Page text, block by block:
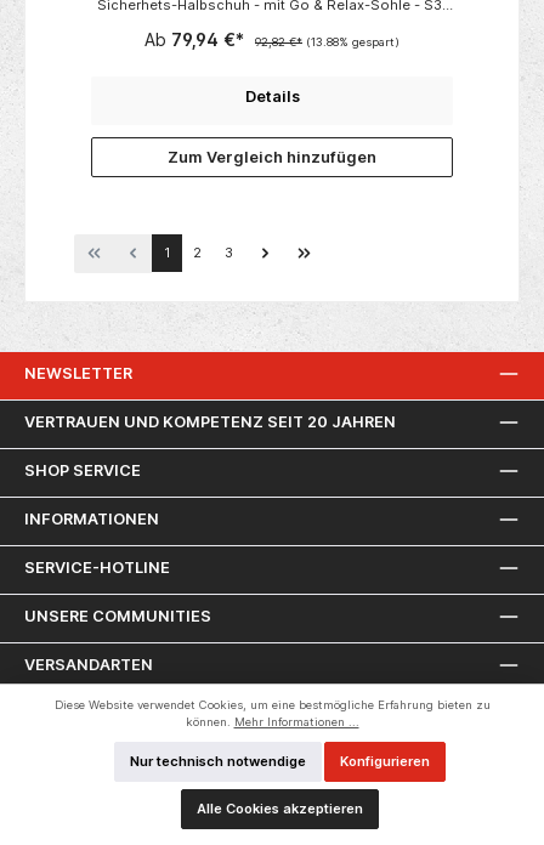
Sicherhets-Halbschuh - mit Go & Relax-Sohle - S3-
Einlagen Zertifiziert!
Ab 79,94 €* 92,82 €* (13.88% gespart)
Details
Zum Vergleich hinzufügen
1 2 3
NEWSLETTER
VERTRAUEN UND KOMPETENZ SEIT 20 JAHREN
SHOP SERVICE
INFORMATIONEN
SERVICE-HOTLINE
UNSERE COMMUNITIES
VERSANDARTEN
ZAHLUNGSARTEN
Diese Website verwendet Cookies, um eine bestmögliche Erfahrung bieten zu
können.
Mehr Informationen ...
Nur technisch notwendige Konfigurieren
Alle Cookies akzeptieren